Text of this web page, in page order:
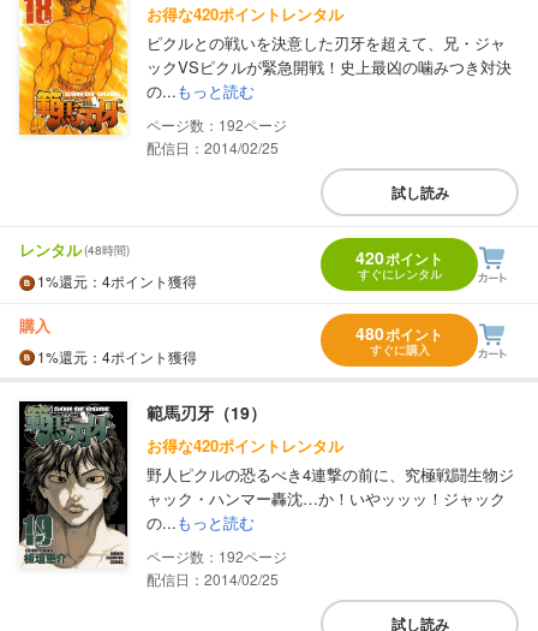
お得な420ポイントレンタル
ピクルとの戦いを決意した刃牙を超えて、兄・ジャ
ックVSピクルが緊急開戦！史上最凶の噛みつき対決
の...もっと読む
192
配信日：2014/02/25
試し読み
レンタル(48時間)
1%還元 ：4ポイント獲得
420ポイント
すぐにレンタル
購入
1%還元 ：4ポイント獲得
480ポイント
すぐに購入
範馬刃牙（19）
お得な420ポイントレンタル
野人ピクルの恐るべき4連撃の前に、究極戦闘生物ジ
ャック・ハンマー轟沈…か！いやッッッ！ジャック
の...もっと読む
192
配信日：2014/02/25
試し読み